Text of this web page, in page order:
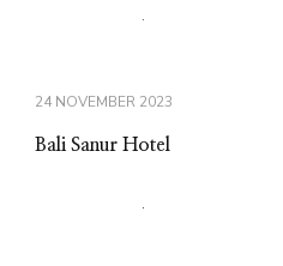
24 NOVEMBER 2023
Bali Sanur Hotel